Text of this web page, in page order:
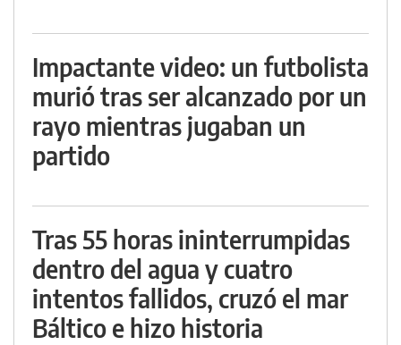
Impactante video: un futbolista
murió tras ser alcanzado por un
rayo mientras jugaban un
partido
Tras 55 horas ininterrumpidas
dentro del agua y cuatro
intentos fallidos, cruzó el mar
Báltico e hizo historia